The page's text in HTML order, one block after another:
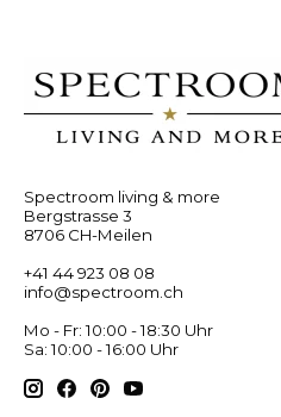
Spectroom living & more
Bergstrasse 3
8706 CH-Meilen
+41 44 923 08 08
info@spectroom.ch
Mo - Fr: 10:00 - 18:30 Uhr
Sa: 10:00 - 16:00 Uhr